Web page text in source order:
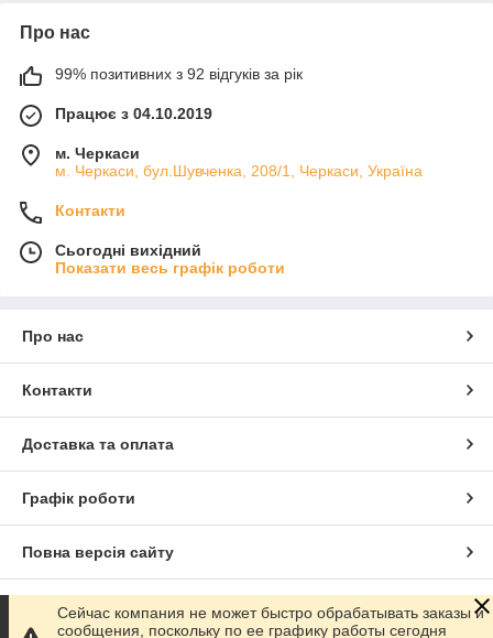
Про нас
99% позитивних з 92 відгуків за рік
Працює з 04.10.2019
м. Черкаси
м. Черкаси, бул.Шувченка, 208/1, Черкаси, Україна
Контакти
Сьогодні вихідний
Показати весь графік роботи
Про нас
Контакти
Доставка та оплата
Графік роботи
Повна версія сайту
Сайт створено на маркетплейсі Prom.ua
Сейчас компания не может быстро обрабатывать заказы и
сообщения, поскольку по ее графику работы сегодня